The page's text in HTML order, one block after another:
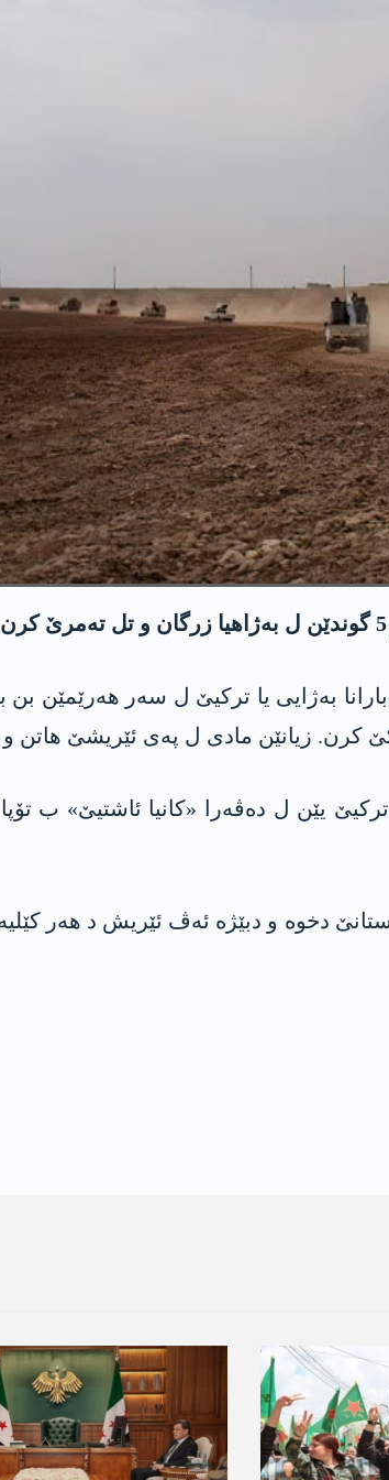
بەژایی یا ترکیێ ل سەر هەرێمێن
زیانێن مادی ل په‌ی ئێریشێ هاتن و
یێن ل دەڤەرا «كانیا ئاشتیێ» ب
دخوه‌ و دبێژه‌ ئه‌ڤ ئێریش د هه‌ر